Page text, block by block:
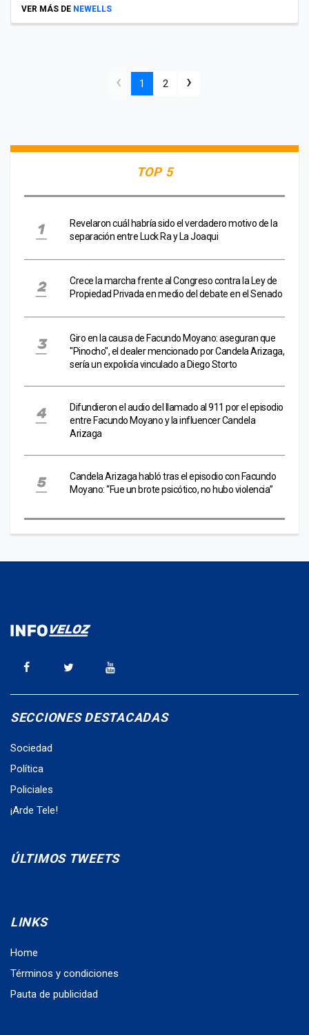
VER MÁS DE NEWELLS
‹ 1 2 ›
TOP 5
Revelaron cuál habría sido el verdadero motivo de la
separación entre Luck Ra y La Joaqui
Crece la marcha frente al Congreso contra la Ley de
Propiedad Privada en medio del debate en el Senado
Giro en la causa de Facundo Moyano: aseguran que
"Pinocho", el dealer mencionado por Candela Arizaga,
sería un expolicía vinculado a Diego Storto
Difundieron el audio del llamado al 911 por el episodio
entre Facundo Moyano y la influencer Candela
Arizaga
Candela Arizaga habló tras el episodio con Facundo
Moyano: “Fue un brote psicótico, no hubo violencia”
SECCIONES DESTACADAS
Sociedad
Política
Policiales
¡Arde Tele!
ÚLTIMOS TWEETS
LINKS
Home
Términos y condiciones
Pauta de publicidad